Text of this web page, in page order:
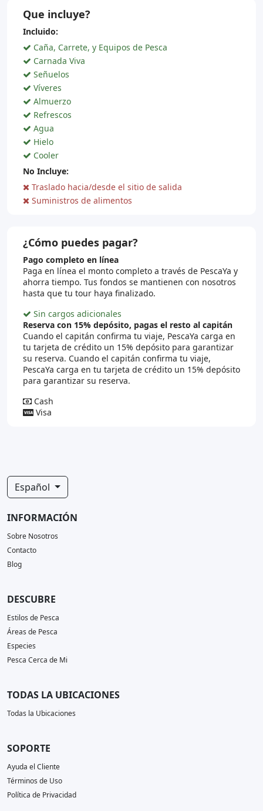
Que incluye?
Incluido:
Caña, Carrete, y Equipos de Pesca
Carnada Viva
Señuelos
Víveres
Almuerzo
Refrescos
Agua
Hielo
Cooler
No Incluye:
Traslado hacia/desde el sitio de salida
Suministros de alimentos
¿Cómo puedes pagar?
Pago completo en línea
Paga en línea el monto completo a través de PescaYa y
ahorra tiempo. Tus fondos se mantienen con nosotros
hasta que tu tour haya finalizado.
Sin cargos adicionales
Reserva con 15% depósito, pagas el resto al capitán
Cuando el capitán confirma tu viaje, PescaYa carga en
tu tarjeta de crédito un 15% depósito para garantizar
su reserva. Cuando el capitán confirma tu viaje,
PescaYa carga en tu tarjeta de crédito un 15% depósito
para garantizar su reserva.
Cash
Visa
Español
INFORMACIÓN
Sobre Nosotros
Contacto
Blog
DESCUBRE
Estilos de Pesca
Áreas de Pesca
Especies
Pesca Cerca de Mi
TODAS LA UBICACIONES
Todas la Ubicaciones
SOPORTE
Ayuda el Cliente
Términos de Uso
Política de Privacidad